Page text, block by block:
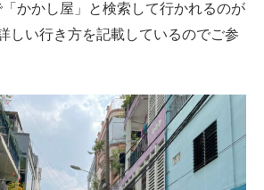
かかし屋」と検索して行かれるのが
しい行き方を記載しているのでご参